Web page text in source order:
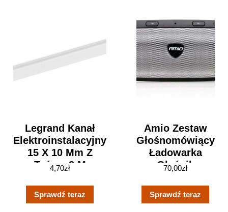
Legrand Kanał
Elektroinstalacyjny
15 X 10 Mm Z
Taśmą 2 M
4,70zł
Sprawdź teraz
Amio Zestaw
Głośnomówiący
Ładowarka
Głośnik
(0ecce22c-Ecfe-
429f-Ad8f-
70,00zł
Sprawdź teraz